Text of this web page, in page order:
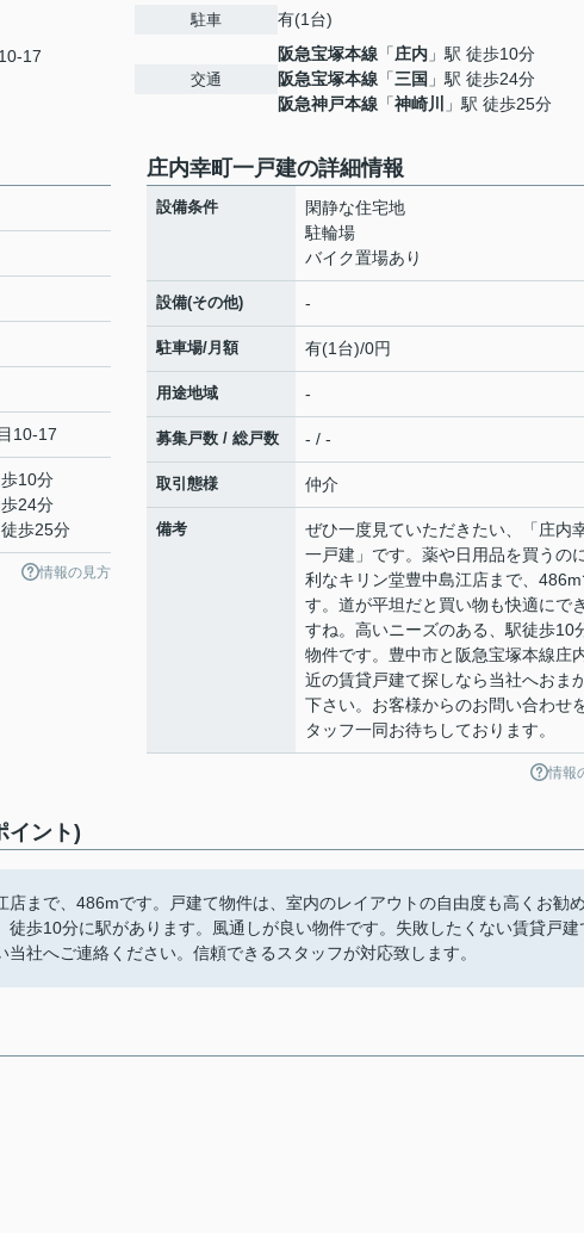
17
駐車 有(1台)
交通
阪急宝塚本線 「庄内 」駅 徒歩10分
阪急宝塚本線 「三国 」駅 徒歩24分
阪急神戸本線 「神崎川 」駅 徒歩25分
10-17
歩10分
歩24分
徒歩25分
情報の見方
庄内幸町一戸建の詳細情報
設備条件
閑静な住宅地
駐輪場
バイク置場あり
設備(その他) -
駐車場/月額 有(1台)/0円
用途地域 -
募集戸数 / 総戸数 - / -
取引態様 仲介
備考
ぜひ一度見ていただきたい、「庄内
一戸建」です。薬や日用品を買うの
利なキリン堂豊中島江店まで、
す。道が平坦だと買い物も快適にで
すね。高いニーズのある、駅徒歩10
物件です。豊中市と阪急宝塚本線庄
近の賃貸戸建て探しなら当社へおま
下さい。お客様からのお問い合わせ
タッフ一同お待ちしております。
情報
イント)
まで、486mです。戸建て物件は、室内のレイアウトの自由度も高くお勧
歩10分に駅があります。風通しが良い物件です。失敗したくない賃貸戸建
社へご連絡ください。信頼できるスタッフが対応致します。